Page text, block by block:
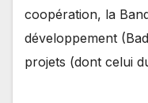
coopération, la
développement
projets (dont celui